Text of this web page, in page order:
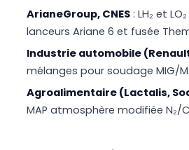
ArianeGroup, CNES : LH₂ et
lanceurs Ariane 6 et fusée
Industrie automobile
mélanges pour soudage MIG/
Agroalimentaire (Lactalis,
MAP atmosphère modifiée N₂/